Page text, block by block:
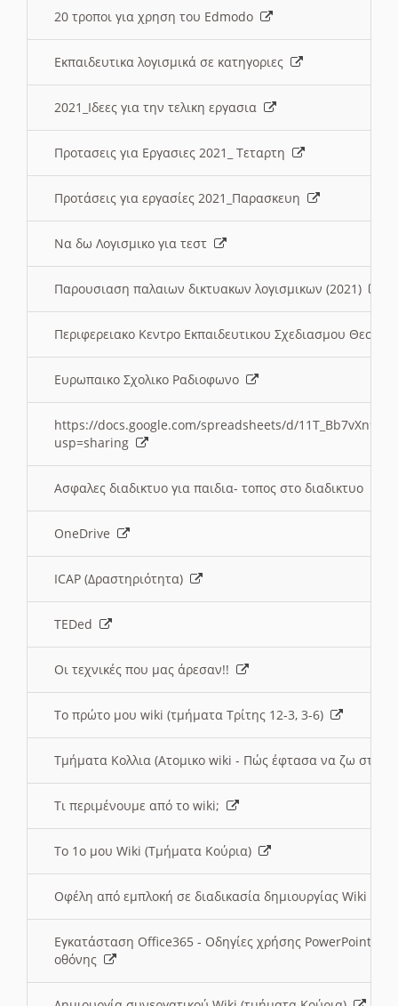
20 τροποι για χρηση του Edmodo
Εκπαιδευτικα λογισμικά σε κατηγοριες
2021_Ιδεες για την τελικη εργασια
Προτασεις για Εργασιες 2021_ Τεταρτη
Προτάσεις για εργασίες 2021_Παρασκευη
Να δω Λογισμικο για τεστ
Παρουσιαση παλαιων δικτυακων λογισμικων (2021)
Περιφερειακο Κεντρο Εκπαιδευτικου Σχεδιασμου
Ευρωπαικο Σχολικο Ραδιοφωνο
https://docs.google.com/spreadsheets/d/
usp=sharing
Ασφαλες διαδικτυο για παιδια- τοπος στο διαδικτυο
OneDrive
ICAP (Δραστηριότητα)
TEDed
Οι τεχνικές που μας άρεσαν!!
Το πρώτο μου wiki (τμήματα Τρίτης 12-3, 3-6)
Τμήματα Κολλια (Ατομικο wiki - Πώς έφτασα να ζω στην
Τι περιμένουμε από το wiki;
Το 1ο μου Wiki (Τμήματα Κούρια)
Οφέλη από εμπλοκή σε διαδικασία δημιουργίας Wiki
Εγκατάσταση Office365 - Οδηγίες χρήσης PowerPoint
οθόνης